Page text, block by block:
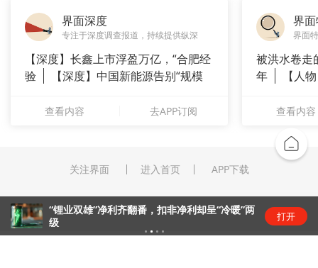
界面深度
专注于深度调查报道，持续提供纵深
【深度】长鑫上市浮盈万亿，“合肥经
验
【深度】中国新能源告别“规模
查看内容 去APP订阅
界
界面
被洪水卷走
年
【人
查看内容
关注界面 进入首页 APP下载
“锂业双雄”净利齐翻番，扣非净利却呈“冷暖”两
级
打开